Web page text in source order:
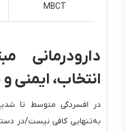
MBCT
دارودرمانی
انتخاب، ایمنی
در افسردگی متوسط تا
به‌تنهایی کافی نیست/در